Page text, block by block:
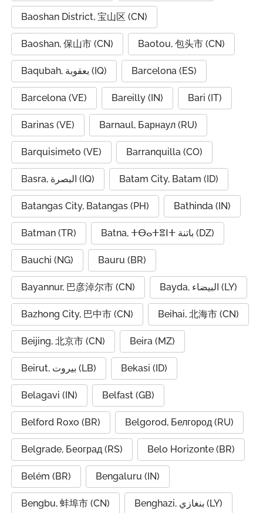
Baoshan District, 宝山区 (CN)
Baoshan, 保山市 (CN) Baotou, 包头市 (CN)
Baqubah, بعقوبة (IQ) Barcelona (ES)
Barcelona (VE) Bareilly (IN) Bari (IT)
Barinas (VE) Barnaul, Барнаул (RU)
Barquisimeto (VE) Barranquilla (CO)
Basra, البصرة (IQ) Batam City, Batam (ID)
Batangas City, Batangas (PH) Bathinda (IN)
Batman (TR) Batna, ⵜⴱⴰⵜⴻⵏⵜ باتنة (DZ)
Bauchi (NG) Bauru (BR)
Bayannur, 巴彦淖尔市 (CN) Bayda, البيضاء (LY)
Bazhong City, 巴中市 (CN) Beihai, 北海市 (CN)
Beijing, 北京市 (CN) Beira (MZ)
Beirut, بيروت (LB) Bekasi (ID)
Belagavi (IN) Belfast (GB)
Belford Roxo (BR) Belgorod, Белгород (RU)
Belgrade, Београд (RS) Belo Horizonte (BR)
Belém (BR) Bengaluru (IN)
Bengbu, 蚌埠市 (CN) Benghazi, بنغازي (LY)